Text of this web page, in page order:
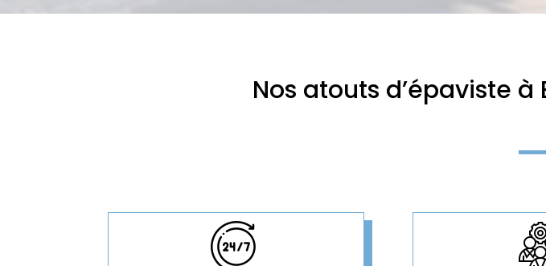
Nos atouts d’épaviste